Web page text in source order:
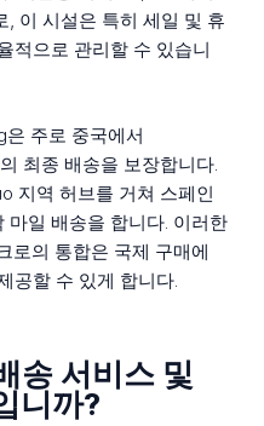
, 이 시설은 특히 세일 및 휴
적으로 관리할 수 있습니
주로 중국에서
최종 배송을 보장합니다.
지역 허브를 거쳐 스페인
일 배송을 합니다. 이러한
로의 통합은 국제 구매에
공할 수 있게 합니다.
송 서비스 및
니까?